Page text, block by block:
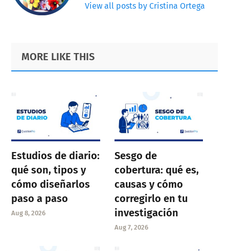
View all posts by Cristina Ortega
Primary
Sidebar
Footer
MORE LIKE THIS
Estudios de diario:
qué son, tipos y
cómo diseñarlos
paso a paso
Aug 8, 2026
Sesgo de
cobertura: qué es,
causas y cómo
corregirlo en tu
investigación
Aug 7, 2026